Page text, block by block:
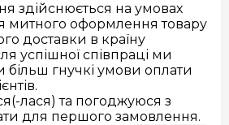
здійснюється на умовах
митного оформлення товару
доставки в країну
успішної співпраці ми
більш гнучкі умови оплати
лася) та погоджуюся з
для першого замовлення.